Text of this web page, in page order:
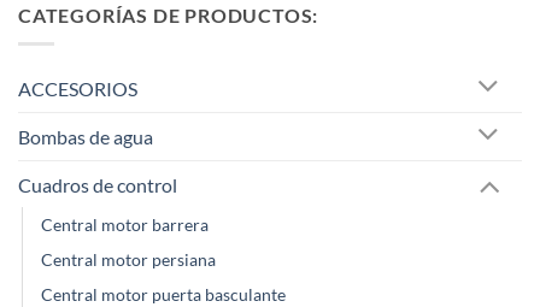
CATEGORÍAS DE PRODUCTOS:
ACCESORIOS
Bombas de agua
Cuadros de control
Central motor barrera
Central motor persiana
Central motor puerta basculante